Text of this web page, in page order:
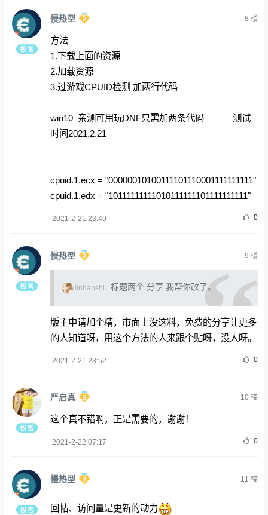
慢热型 8 楼
方法
1.下载上面的资源
2.加载资源
3.过游戏CPUID检测 加两行代码
win10 亲测可用玩DNF只需加两条代码 测试
时间2021.2.21
cpuid.1.ecx = "00000010100111101110001111111111"
cpuid.1.edx = "10111111111010111111101111111111"
2021-2-21 23:49 0
慢热型 9 楼
linhanshi 标题两个 分享 我帮你改了。
版主申请加个精，市面上没这料，免费的分享让更多
的人知道呀，用这个方法的人来跟个贴呀，没人呀。
2021-2-21 23:52 0
严启真 10楼
这个真不错啊，正是需要的，谢谢！
2021-2-22 07:17 0
慢热型 11 楼
回帖、访问量是更新的动力